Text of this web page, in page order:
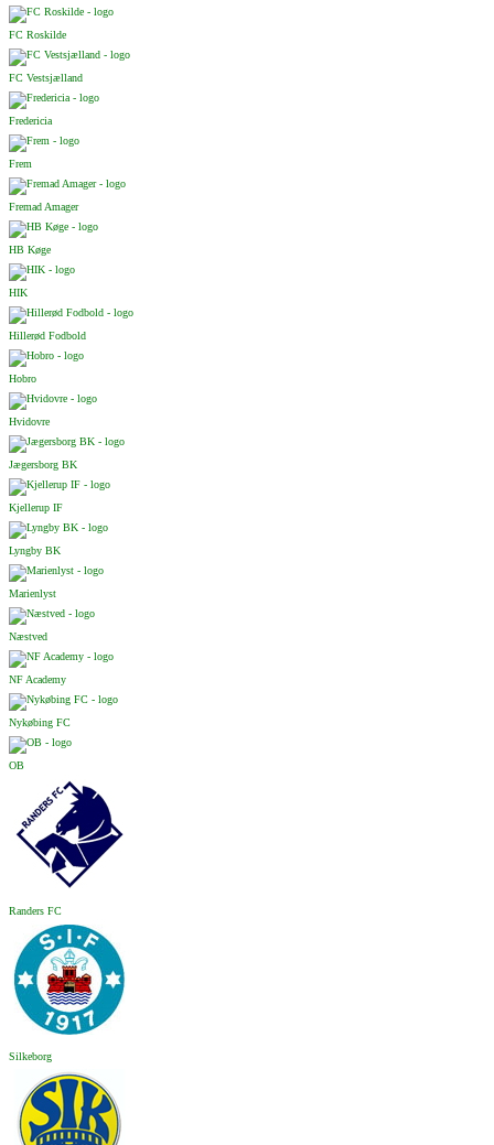
FC Roskilde
FC Vestsjælland
Fredericia
Frem
Fremad Amager
HB Køge
HIK
Hillerød Fodbold
Hobro
Hvidovre
Jægersborg BK
Kjellerup IF
Lyngby BK
Marienlyst
Næstved
NF Academy
Nykøbing FC
OB
Randers FC
Silkeborg